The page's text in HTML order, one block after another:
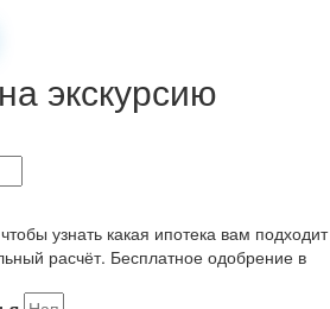
экскурсию
узнать какая ипотека вам подходит
расчёт. Бесплатное одобрение в